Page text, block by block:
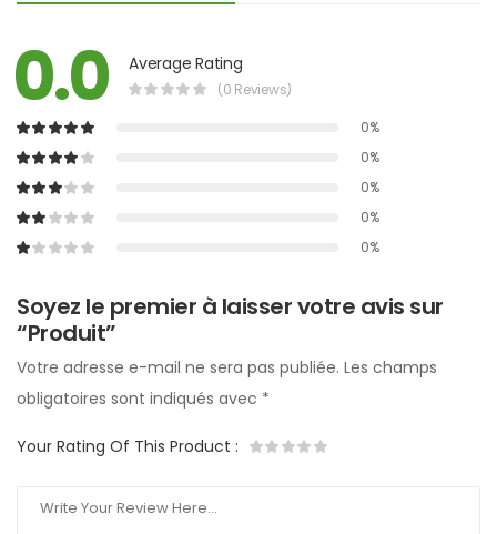
0.0 Average Rating
(0 Reviews)
0%
0%
0%
0%
0%
Soyez le premier à laisser votre avis sur
“Produit”
Votre adresse e-mail ne sera pas publiée. Les champs
obligatoires sont indiqués avec *
Your Rating Of This Product :